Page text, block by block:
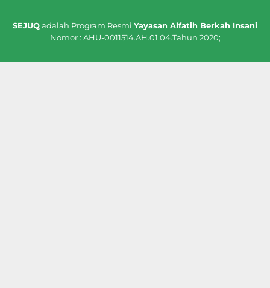
SEJUQadalah Program Resmi Yayasan Alfatih Berkah Insani
Nomor : AHU-0011514.AH.01.04.Tahun 2020;